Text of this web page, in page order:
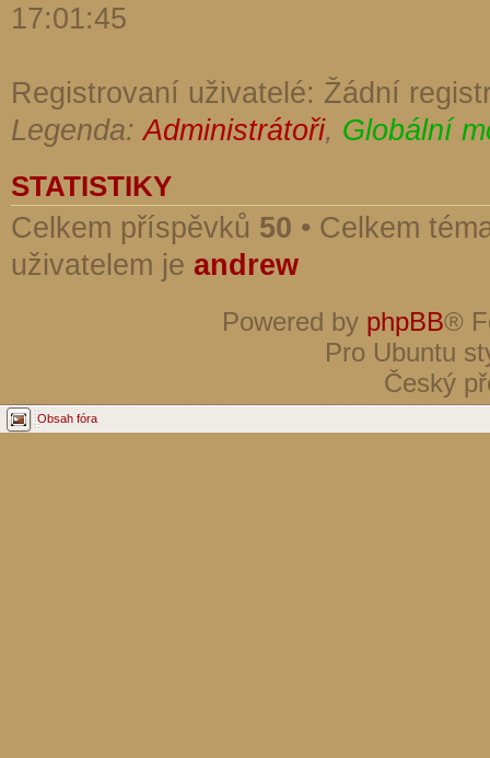
17:01:45
Registrovaní uživatelé: Žádní
Legenda:Administrátoři, Globální
STATISTIKY
Celkem příspěvků 50 • Celkem
uživatelem je andrew
Powered by phpBB®
Pro Ubuntu
Český
Obsah fóra